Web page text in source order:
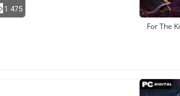
1 475
For The